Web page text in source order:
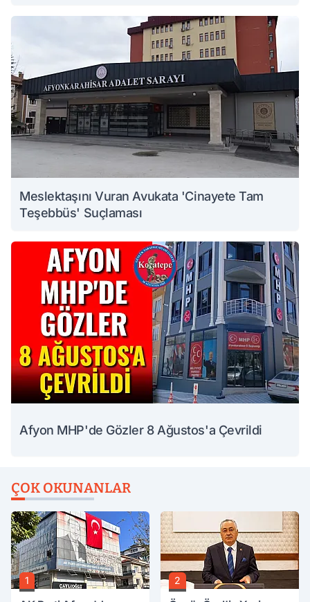
Meslektaşını Vuran Avukata 'Cinayete Tam
Teşebbüs' Suçlaması
Afyon MHP'de Gözler 8 Ağustos'a Çevrildi
ÇOK OKUNANLAR
1 2